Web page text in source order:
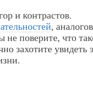
и контрастов.
, аналогов
поверите, что
захотите увидеть